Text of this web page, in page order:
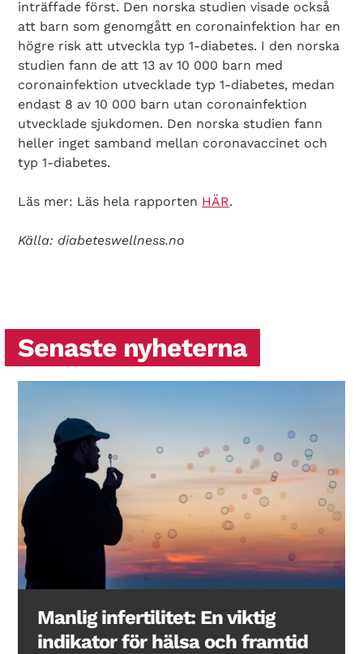
inträffade först. Den norska studien visade också
att barn som genomgått en coronainfektion har en
högre risk att utveckla typ 1-diabetes. I den norska
studien fann de att 13 av 10 000 barn med
coronainfektion utvecklade typ 1-diabetes, medan
endast 8 av 10 000 barn utan coronainfektion
utvecklade sjukdomen. Den norska studien fann
heller inget samband mellan coronavaccinet och
typ 1-diabetes.
Läs mer: Läs hela rapporten HÄR.
Källa: diabeteswellness.no
Senaste nyheterna
Manlig infertilitet: En viktig
indikator för hälsa och framtid